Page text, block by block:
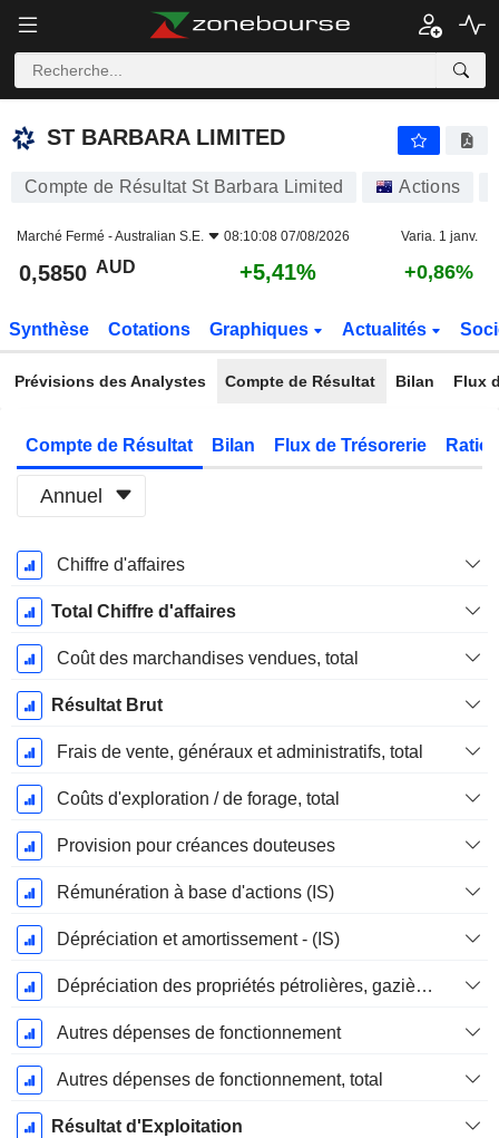
ST BARBARA LIMITED
ST BARBARA LIMITED
Compte de Résultat St Barbara Limited Actions
Marché Fermé -Australian S.E. 08:10:08 07/08/2026 Varia. 1 janv.
0,5850 AUD +5,41% +0,86%
Synthèse Cotations Graphiques Actualités
Prévisions des Analystes Compte de Résultat Bilan Flux
Compte de Résultat Bilan Flux de Trésorerie
Annuel
Période
Fiscale:
Juin
Chiffre d'affaires
Total Chiffre d'affaires
Coût des marchandises vendues, total
Résultat Brut
Frais de vente, généraux et administratifs, total
Coûts d'exploration / de forage, total
Provision pour créances douteuses
Rémunération à base d'actions (IS)
Dépréciation et amortissement - (IS)
Dépréciation des propriétés pétrolières, gazières et minérales - (IS)
Autres dépenses de fonctionnement
Autres dépenses de fonctionnement, total
Résultat d'Exploitation